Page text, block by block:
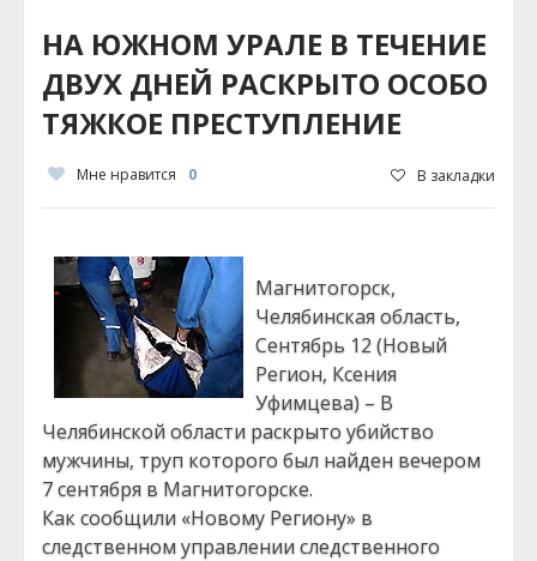
НА ЮЖНОМ УРАЛЕ В ТЕЧЕНИЕ
ДВУХ ДНЕЙ РАСКРЫТО ОСОБО
ТЯЖКОЕ ПРЕСТУПЛЕНИЕ
Мне нравится 0 В закладки
Магнитогорск,
Челябинская область,
Сентябрь 12 (Новый
Регион, Ксения
Уфимцева) – В
Челябинской области раскрыто убийство
мужчины, труп которого был найден вечером
7 сентября в Магнитогорске.
Как сообщили «Новому Региону» в
следственном управлении следственного